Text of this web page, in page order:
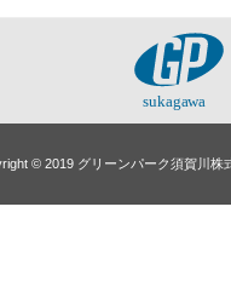
© 2019 グリーンパーク須賀川株